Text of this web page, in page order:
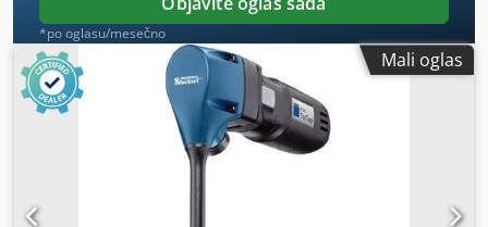
*po oglasu/mesečno
Mali oglas